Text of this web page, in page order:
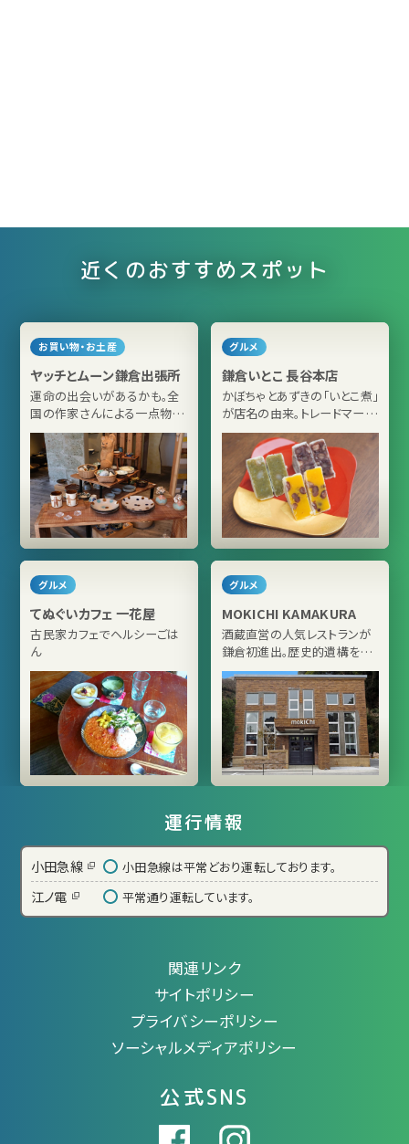
近くのおすすめスポット
お買い物・お土産
ヤッチとムーン鎌倉出張所
運命の出会いがあるかも。全
国の作家さんによる一点物が
並ぶ陶磁器専門店
グルメ
鎌倉いとこ 長谷本店
かぼちゃとあずきの「いとこ煮」
が店名の由来。トレードマーク
の「かぼちゃのきんつば」を模
した黄色い暖簾がかわいい
グルメ
てぬぐいカフェ 一花屋
古民家カフェでヘルシーごは
ん
グルメ
MOKICHI KAMAKURA
酒蔵直営の人気レストランが
鎌倉初進出。歴史的遺構を活
かしたモダンな空間でいただ
くハーブ×蔵元発酵食材の創
作料理（MOKICHI
KAMAKURA）
運行情報
小田急線 小田急線は平常どおり運転しております。
江ノ電 平常通り運転しています。
関連リンク
サイトポリシー
プライバシーポリシー
ソーシャルメディアポリシー
公式SNS